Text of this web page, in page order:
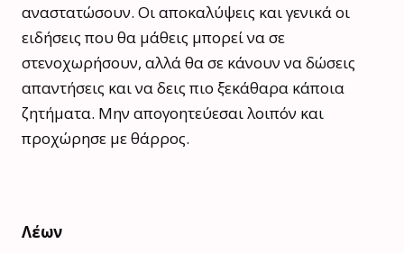
αναστατώσουν. Οι αποκαλύψεις και γενικά οι
ειδήσεις που θα μάθεις μπορεί να σε
στενοχωρήσουν, αλλά θα σε κάνουν να δώσεις
απαντήσεις και να δεις πιο ξεκάθαρα κάποια
ζητήματα. Μην απογοητεύεσαι λοιπόν και
προχώρησε με θάρρος.
Λέων